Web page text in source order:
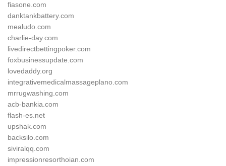
fiasone.com
danktankbattery.com
mealudo.com
charlie-day.com
livedirectbettingpoker.com
foxbusinessupdate.com
lovedaddy.org
integrativemedicalmassageplano.com
mrrugwashing.com
acb-bankia.com
flash-es.net
upshak.com
backsilo.com
siviralqq.com
impressionresorthoian.com